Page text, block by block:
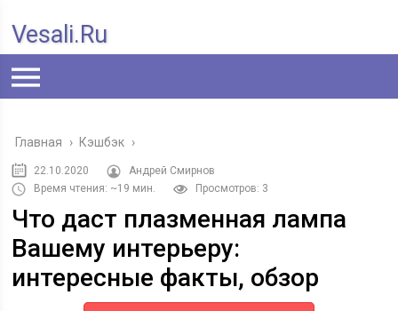
Vesali.ru
Главная › Кэшбэк ›
22.10.2020
Андрей Смирнов
Время чтения: ~19 мин.
Просмотров: 3
Что даст плазменная лампа
Вашему интерьеру:
интересные факты, обзор